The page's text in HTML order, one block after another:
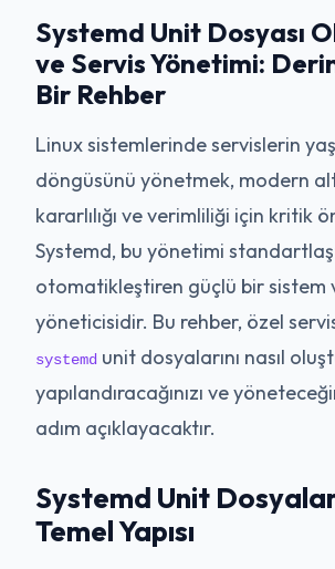
Systemd Unit Dosyası
ve Servis Yönetimi:
Bir Rehber
Linux sistemlerinde servislerin
döngüsünü yönetmek, modern
kararlılığı ve verimliliği için kritik
Systemd, bu yönetimi
otomatikleştiren güçlü bir sistem
yöneticisidir. Bu rehber, özel
systemd unit dosyalarını nasıl
yapılandıracağınızı ve
adım açıklayacaktır.
Systemd Unit
Temel Yapısı